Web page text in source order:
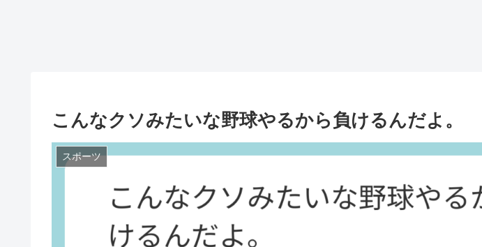
こんなクソみたいな野球やるから負けるんだよ。
スポーツ